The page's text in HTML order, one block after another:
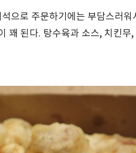
으로 주문하기에는 부담스러
꽤 된다. 탕수육과 소스, 치킨무,